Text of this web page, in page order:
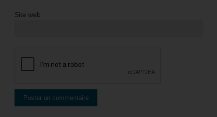
Site web